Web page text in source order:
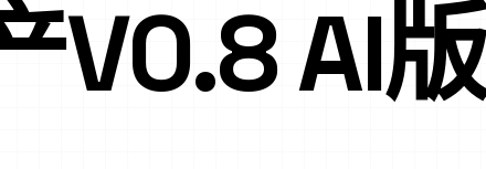
V0.8 AI版